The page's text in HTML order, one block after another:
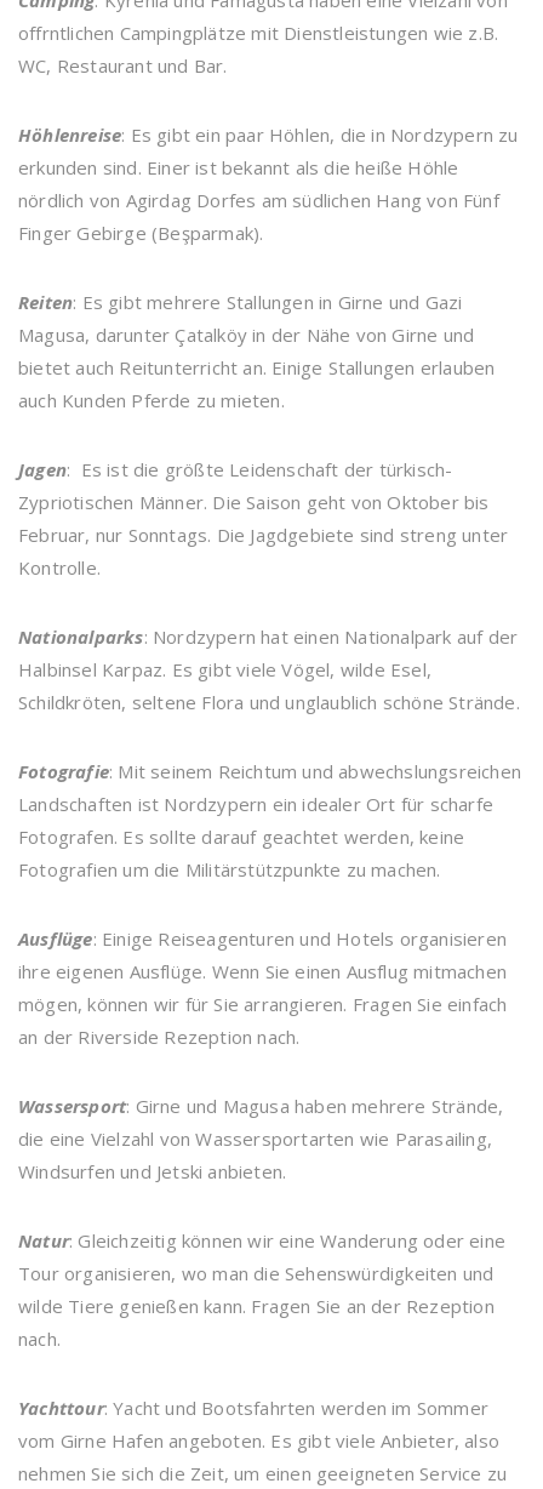
offrntlichen Campingplätze mit Dienstleistungen wie z.B.
WC, Restaurant und Bar.
Höhlenreise: Es gibt ein paar Höhlen, die in Nordzypern zu
erkunden sind. Einer ist bekannt als die heiße Höhle
nördlich von Agirdag Dorfes am südlichen Hang von Fünf
Finger Gebirge (Beşparmak).
Reiten: Es gibt mehrere Stallungen in Girne und Gazi
Magusa, darunter Çatalköy in der Nähe von Girne und
bietet auch Reitunterricht an. Einige Stallungen erlauben
auch Kunden Pferde zu mieten.
Jagen: Es ist die größte Leidenschaft der türkisch-
Zypriotischen Männer. Die Saison geht von Oktober bis
Februar, nur Sonntags. Die Jagdgebiete sind streng unter
Kontrolle.
Nationalparks: Nordzypern hat einen Nationalpark auf der
Halbinsel Karpaz. Es gibt viele Vögel, wilde Esel,
Schildkröten, seltene Flora und unglaublich schöne Strände.
Fotografie: Mit seinem Reichtum und abwechslungsreichen
Landschaften ist Nordzypern ein idealer Ort für scharfe
Fotografen. Es sollte darauf geachtet werden, keine
Fotografien um die Militärstützpunkte zu machen.
Ausflüge: Einige Reiseagenturen und Hotels organisieren
ihre eigenen Ausflüge. Wenn Sie einen Ausflug mitmachen
mögen, können wir für Sie arrangieren. Fragen Sie einfach
an der Riverside Rezeption nach.
Wassersport: Girne und Magusa haben mehrere Strände,
die eine Vielzahl von Wassersportarten wie Parasailing,
Windsurfen und Jetski anbieten.
Natur: Gleichzeitig können wir eine Wanderung oder eine
Tour organisieren, wo man die Sehenswürdigkeiten und
wilde Tiere genießen kann. Fragen Sie an der Rezeption
nach.
Yachttour: Yacht und Bootsfahrten werden im Sommer
vom Girne Hafen angeboten. Es gibt viele Anbieter, also
nehmen Sie sich die Zeit, um einen geeigneten Service zu